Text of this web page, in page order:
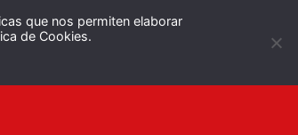
Español English
que nos permiten elaborar
de Cookies.